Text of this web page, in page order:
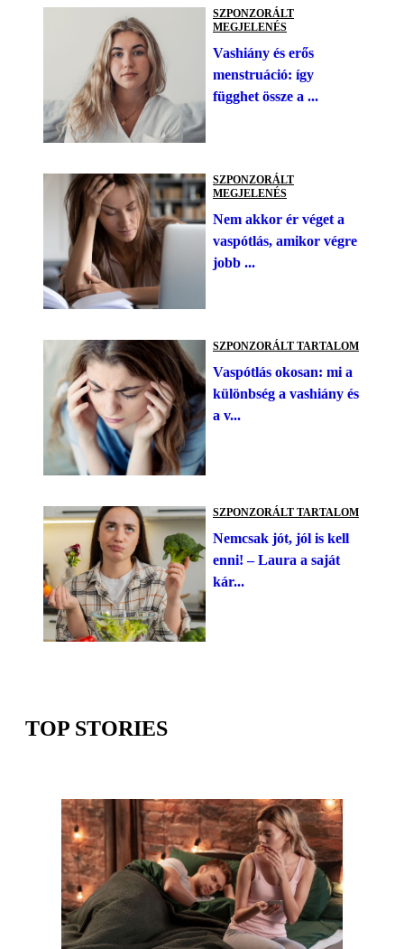
SZPONZORÁLT
MEGJELENÉS
Vashiány és erős
menstruáció: így
függhet össze a ...
SZPONZORÁLT
MEGJELENÉS
Nem akkor ér véget a
vaspótlás, amikor végre
jobb ...
SZPONZORÁLT TARTALOM
Vaspótlás okosan: mi a
különbség a vashiány és
a v...
SZPONZORÁLT TARTALOM
Nemcsak jót, jól is kell
enni! – Laura a saját
kár...
TOP STORIES